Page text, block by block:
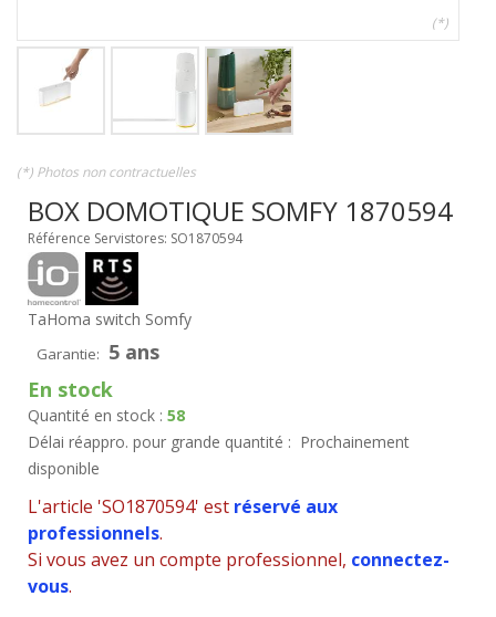
(*)
(*) Photos non contractuelles
BOX DOMOTIQUE SOMFY 1870594
Référence Servistores: SO1870594
TaHoma switch Somfy
Garantie: 5 ans
En stock
Quantité en stock : 58
Délai réappro. pour grande quantité : Prochainement
disponible
L'article 'SO1870594' est réservé aux
professionnels.
Si vous avez un compte professionnel, connectez-
vous.